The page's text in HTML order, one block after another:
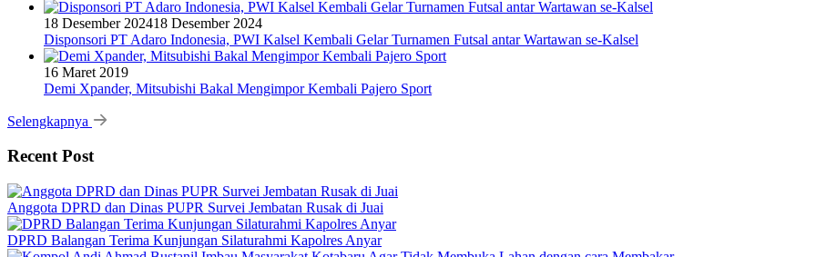
18 Desember 202418 Desember 2024
Disponsori PT Adaro Indonesia, PWI Kalsel Kembali Gelar Turnamen Futsal antar Wartawan se-Kalsel
16 Maret 2019
Demi Xpander, Mitsubishi Bakal Mengimpor Kembali Pajero Sport
Selengkapnya
Recent Post
Anggota DPRD dan Dinas PUPR Survei Jembatan Rusak di Juai
DPRD Balangan Terima Kunjungan Silaturahmi Kapolres Anyar